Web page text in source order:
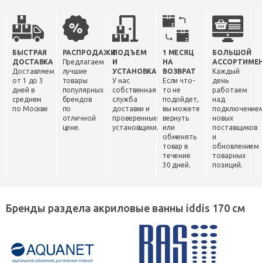
БЫСТРАЯ
ДОСТАВКА
Доставляем
от 1 до 3
дней в
среднем
по Москве
РАСПРОДАЖИ
Предлагаем
лучшие
товары
популярных
брендов
по
отличной
цене.
ПОДЪЕМ
И
УСТАНОВКА
У нас
собственная
служба
доставки и
проверенные
установщики.
1 МЕСЯЦ
НА
ВОЗВРАТ
Если что-
то не
подойдет,
вы можете
вернуть
или
обменять
товар в
течение
30 дней.
БОЛЬШОЙ
Каждый
день
работаем
над
новых
поставщиков
и
обновлением
товарных
позиций.
Бренды раздела акриловые ванны iddis 170 см